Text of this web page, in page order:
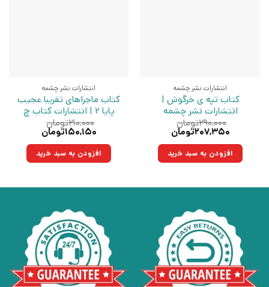
انتشارات نشر چشمه
کتاب تپه ی خرگوش |
انتشارات نشر چشمه
۲۹۰,۰۰۰تومان
قیمت
۲۹۰,۰۰۰تومان
بود.
۲۰۷,۳۵۰تومان
۲۰۷,۳۵۰تومان.افزودن به سبد خرید
انتشارات نشر چشمه
کتاب ماجراهای تقریبا عجیب
پایا 2 | انتشارات کتاب چ
۲۱۰,۰۰۰تومان
قیمت
۲۱۰,۰۰۰تومان
بود.
۱۵۰,۱۵۰تومان
۱۵۰,۱۵۰تومان.افزودن به سبد خرید